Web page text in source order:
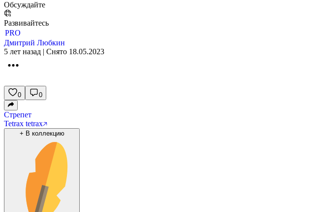
Обсуждайте
Развивайтесь
PRO
Дмитрий Любкин
5 лет назад | Снято 18.05.2023
0 0
Стрепет
Tetrax tetrax
+ В коллекцию